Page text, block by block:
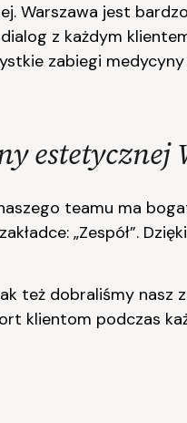
Warszawa jest
z każdym
zabiegi
estetycznej
teamu ma
„Zespół”.
też dobraliśmy nasz
klientom podczas